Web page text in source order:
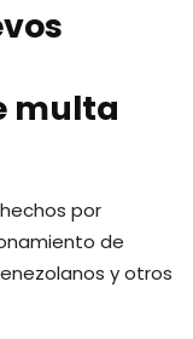
multa
por
de
y otros